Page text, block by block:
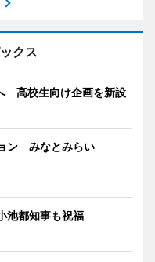
クス
高校生向け企画を新設
ン みなとみらい
池都知事も祝福